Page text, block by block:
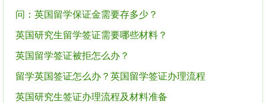
问：英国留学保证金需要存多少？
英国研究生留学签证需要哪些材料？
英国留学签证被拒怎么办？
留学英国签证怎么办？英国留学签证办理流程
英国研究生签证办理流程及材料准备